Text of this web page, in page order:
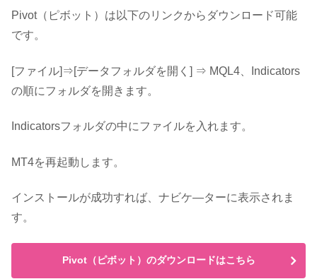
Pivot（ピボット）は以下のリンクからダウンロード可能
です。
[ファイル]⇒[データフォルダを開く] ⇒ MQL4、Indicators
の順にフォルダを開きます。
Indicatorsフォルダの中にファイルを入れます。
MT4を再起動します。
インストールが成功すれば、ナビケ―ターに表示されま
す。
Pivot（ピボット）のダウンロードはこちら